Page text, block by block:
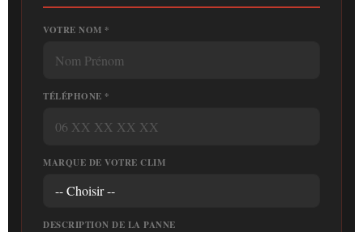
VOTRE NOM *
TÉLÉPHONE *
MARQUE DE VOTRE CLIM
DESCRIPTION DE LA PANNE